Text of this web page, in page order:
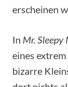
erscheinen
In Mr. Sleepy
eines
bizarre